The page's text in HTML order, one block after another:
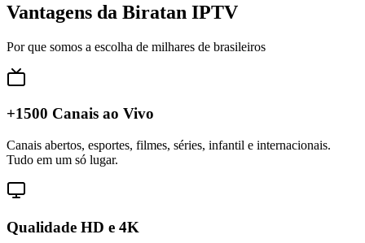
Vantagens da Biratan IPTV
Por que somos a escolha de milhares de brasileiros
+1500 Canais ao Vivo
Canais abertos, esportes, filmes, séries, infantil e internacionais.
Tudo em um só lugar.
Qualidade HD e 4K